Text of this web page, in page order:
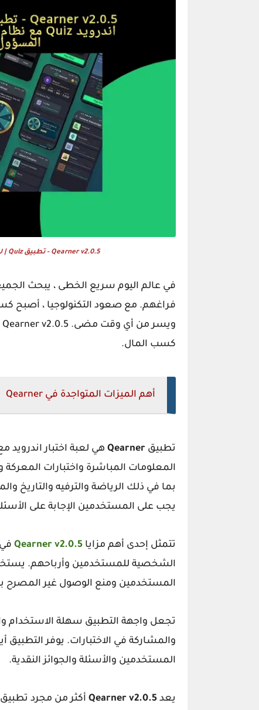
Qearner v2.0.5 - تطبيق Quiz | لعبة اندرويد Quiz مع نظام الكسب + لوحة المسؤول
في عالم اليوم سريع الخطى ، يبحث
فراغهم. مع صعود التكنولوجيا ، أصبح
كسب المال.
أهم الميزات المتواجدة في Qearner
تطبيق Qearner هي لعبة اختبار
المعلومات المباشرة واختبارات
بما في ذلك الرياضة والترفيه والتاريخ
يجب على المستخدمين الإجابة على
تتمثل إحدى أهم مزايا Qearner v2.0.5
الشخصية للمستخدمين وأرباحهم. يستخدم
المستخدمين ومنع الوصول غير المصرح
تجعل واجهة التطبيق سهلة
والمشاركة في الاختبارات. يوفر
المستخدمين والأسئلة والجوائز النقدية.
يعد Qearner v2.0.5 أكثر من مجرد